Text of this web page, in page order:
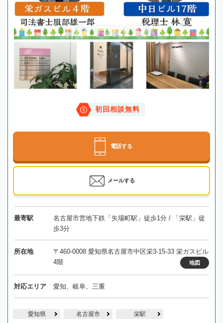
初回相談無料
電話する
メールする
最寄駅
名古屋市営地下鉄「矢場町駅」徒歩1分 / 「栄駅」徒
歩3分
所在地
〒460-0008 愛知県名古屋市中区栄3-15-33 栄ガスビル
4階
地図
対応エリア 愛知、岐阜、三重
愛知県 名古屋市 栄駅